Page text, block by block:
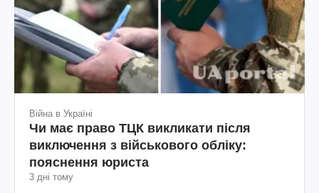
Війна в Україні
Чи має право ТЦК викликати після
виключення з військового обліку:
пояснення юриста
3 дні тому